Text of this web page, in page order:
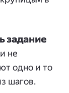
задание
не
одно и то
шагов.